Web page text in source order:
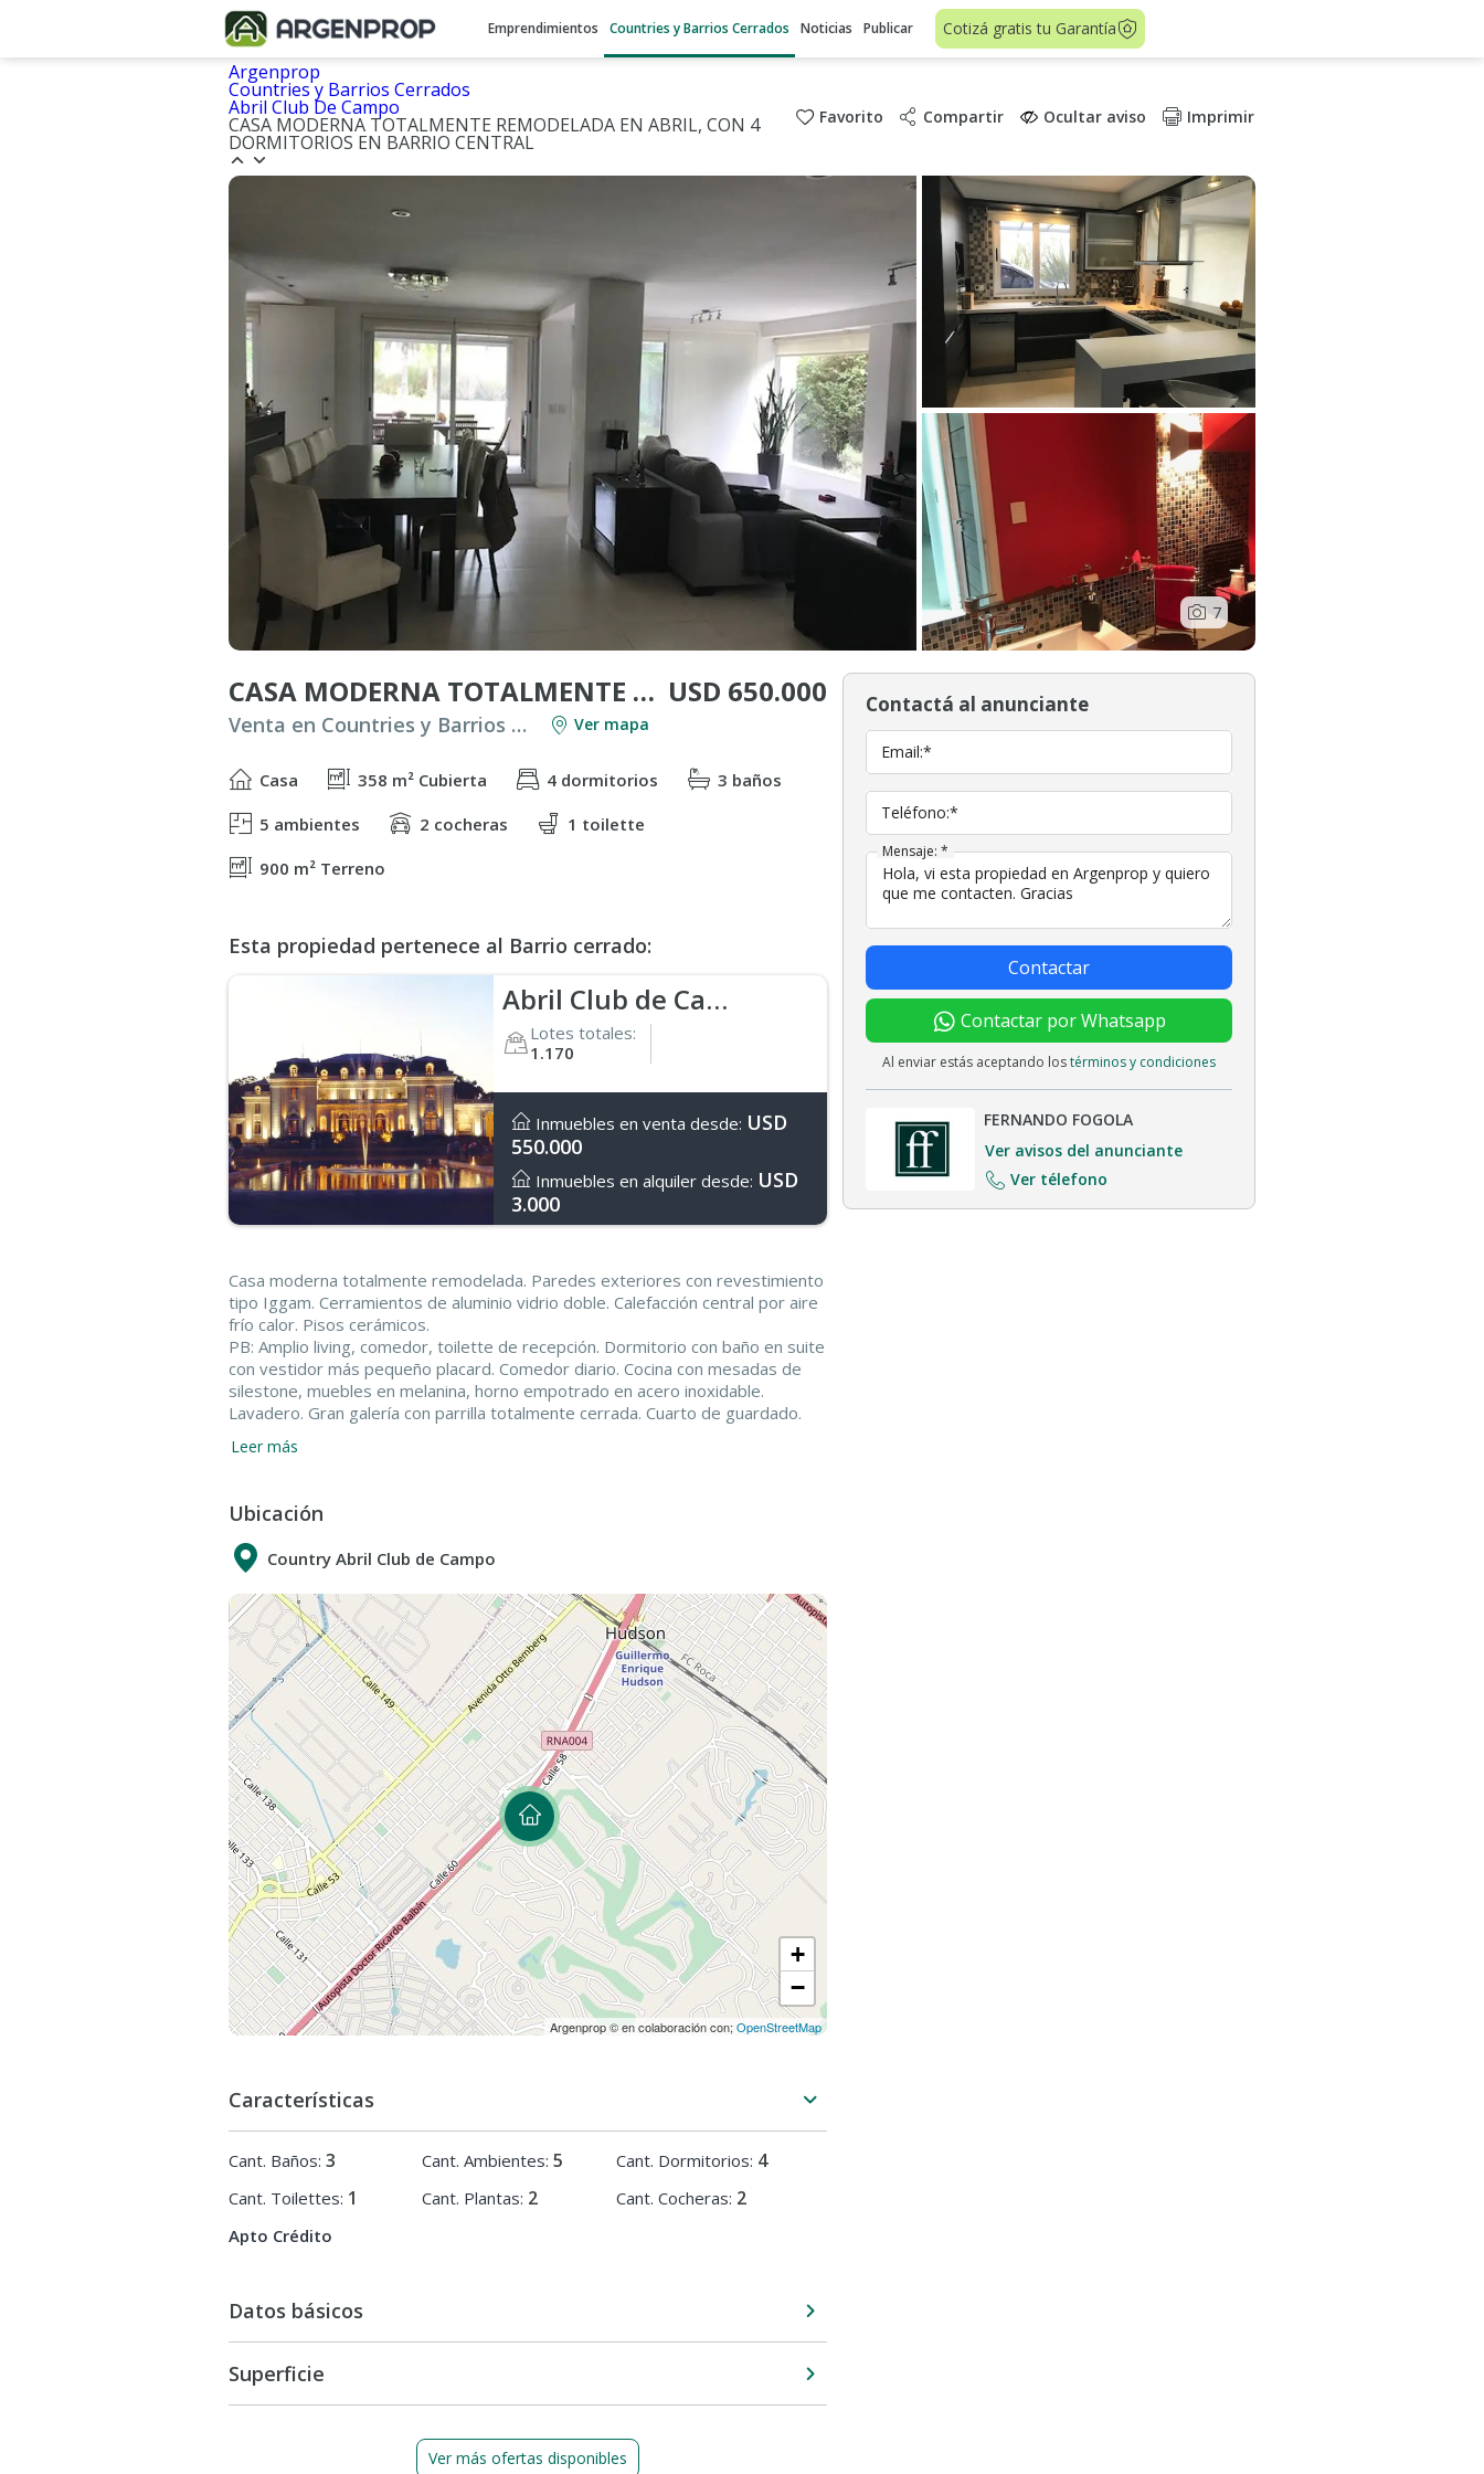
Emprendimientos Countries y Barrios Cerrados Noticias Publicar Cotizá gratis tu Garantía
Argenprop
Countries y Barrios Cerrados
Abril Club De Campo
CASA MODERNA TOTALMENTE REMODELADA EN ABRIL, CON 4
DORMITORIOS EN BARRIO CENTRAL
Favorito Compartir Ocultar aviso Imprimir
7
CASA MODERNA TOTALMENTE REMODELADA EN ABRIL, CON 4 DORMITORIOS EN BARRIO CENTRAL USD 650.000
Venta en Countries y Barrios Cerrados en Berazategui Ver mapa
Casa 358 m² Cubierta 4 dormitorios
3 baños
5 ambientes
2 cocheras
1 toilette
900 m² Terreno
Esta propiedad pertenece al Barrio cerrado:
Abril Club de Campo
Lotes totales:
1.170
Inmuebles en venta desde: USD
550.000
Inmuebles en alquiler desde: USD
3.000
Casa moderna totalmente remodelada. Paredes exteriores con revestimiento
tipo Iggam. Cerramientos de aluminio vidrio doble. Calefacción central por aire
frío calor. Pisos cerámicos.
PB: Amplio living, comedor, toilette de recepción. Dormitorio con baño en suite
con vestidor más pequeño placard. Comedor diario. Cocina con mesadas de
silestone, muebles en melanina, horno empotrado en acero inoxidable.
Lavadero. Gran galería con parrilla totalmente cerrada. Cuarto de guardado.
PA: Dormitorio principal en suite con vestidor y placard de puertas espejadas.
Baño revestido en porcelanato con box de ducha y bañera con hidromasaje.
completo con revestimiento en porcelanato.
En exterior: Piscina revestida en venecita con amplio deck de madera. Toldos.
Parque con riego por aspersión automatizado. Guardacoche para dos autos.
Leer más
Ubicación
Country Abril Club de Campo
+
−
Argenprop © en colaboración con;OpenStreetMap
Características
Cant. Baños: 3 Cant. Ambientes: 5 Cant. Dormitorios: 4
Cant. Toilettes: 1 Cant. Plantas: 2 Cant. Cocheras: 2
Apto Crédito
Datos básicos
Superficie
Ver más ofertas disponibles
Contactá al anunciante
Email:*
Teléfono:*
Mensaje: *
Contactar
Contactar por Whatsapp
Al enviar estás aceptando lostérminos y condiciones
FERNANDO FOGOLA
Ver avisos del anunciante
Ver télefono